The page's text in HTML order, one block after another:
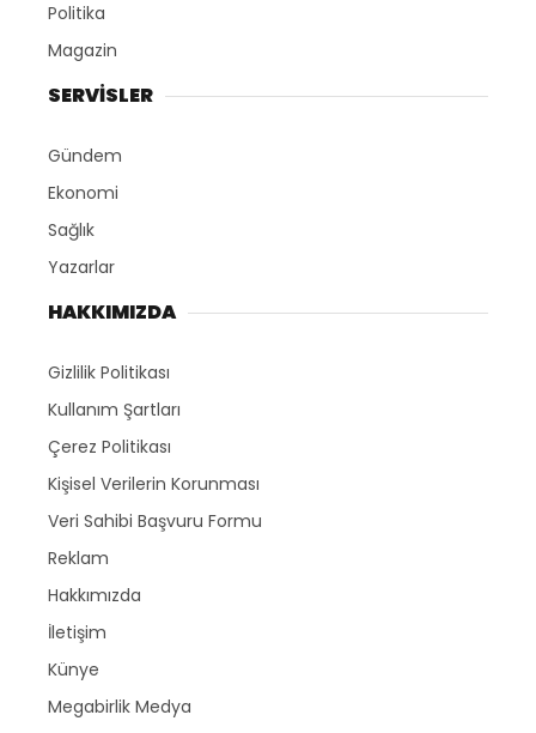
Politika
Magazin
SERVİSLER
Gündem
Ekonomi
Sağlık
Yazarlar
HAKKIMIZDA
Gizlilik Politikası
Kullanım Şartları
Çerez Politikası
Kişisel Verilerin Korunması
Veri Sahibi Başvuru Formu
Reklam
Hakkımızda
İletişim
Künye
Megabirlik Medya